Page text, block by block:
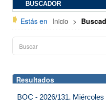
BUSCADOR
Estás en Inicio >
Resultados
BOC - 2026/131. Miércoles